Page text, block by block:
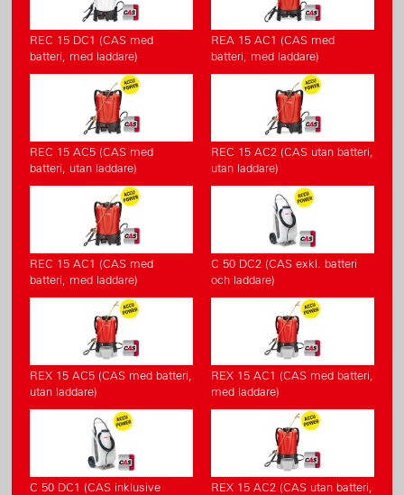
REC 15 DC1 (CAS med
batteri, med laddare)
REA 15 AC1 (CAS med
batteri, med laddare)
REC 15 AC5 (CAS med
batteri, utan laddare)
REC 15 AC2 (CAS utan batteri,
utan laddare)
REC 15 AC1 (CAS med
batteri, med laddare)
C 50 DC2 (CAS exkl. batteri
och laddare)
REX 15 AC5 (CAS med batteri,
utan laddare)
REX 15 AC1 (CAS med batteri,
med laddare)
C 50 DC1 (CAS inklusive
REX 15 AC2 (CAS utan batteri,